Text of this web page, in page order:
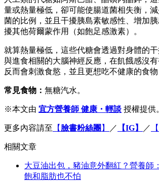
量或熱量極低，卻可能使腸道菌相失衡，
菌的比例，並且干擾胰島素敏感性、增加
擾其他荷爾蒙作用（如飽足感激素）。
就算熱量極低，這些代糖會透過對身體的
與進食相關的大腦神經反應，在飢餓感沒有
反而會刺激食慾，並且更想吃不健康的食物
常見食物： 無糖汽水。
※本文由 宜方營養師 健康・輕談 授權提供
更多內容請至 【 臉書粉絲團 】 ／ 【IG】 ／ 【
相關文章
大豆油出包，豬油意外翻紅？營養師
飽和脂肪也不怕